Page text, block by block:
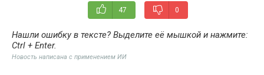
47 0
Нашли ошибку в тексте? Выделите её мышкой и нажмите:
Ctrl + Enter.
Новость написана с применением ИИ